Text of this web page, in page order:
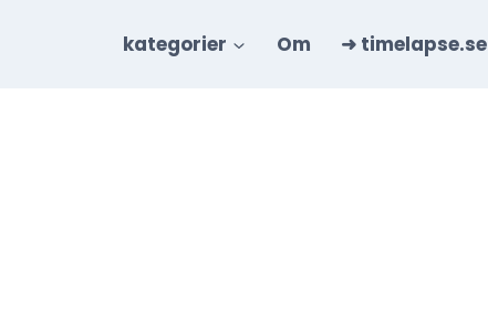
kategorier Om ➜ timelapse.se